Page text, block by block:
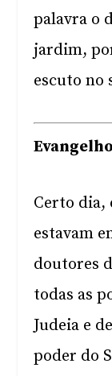
palavra o
jardim,
escuto no
Certo dia,
estavam
doutores
todas as
Judeia e
poder do